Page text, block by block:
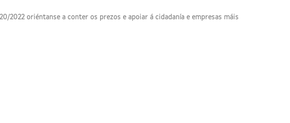
2022 oriéntanse a conter os prezos e apoiar á cidadanía e empresas máis